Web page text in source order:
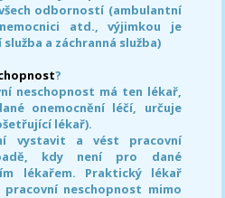
odborností (ambulantní
atd., výjimkou je
a záchranná služba)
?
neschopnost má ten lékař,
onemocnění léčí, určuje
lékař).
vystavit a vést pracovní
kdy není pro dané
lékařem. Praktický lékař
neschopnost mimo